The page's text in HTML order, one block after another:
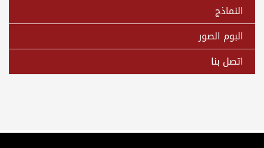
النماذج
البوم الصور
اتصل بنا